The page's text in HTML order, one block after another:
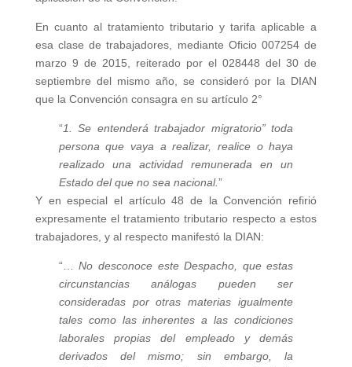
En cuanto al tratamiento tributario y tarifa aplicable a
esa clase de trabajadores, mediante Oficio 007254 de
marzo 9 de 2015, reiterado por el 028448 del 30 de
septiembre del mismo año, se consideró por la DIAN
que la Convención consagra en su artículo 2°
“1. Se entenderá trabajador migratorio” toda
persona que vaya a realizar, realice o haya
realizado una actividad remunerada en un
Estado del que no sea nacional.”
Y en especial el artículo 48 de la Convención refirió
expresamente el tratamiento tributario respecto a estos
trabajadores, y al respecto manifestó la DIAN:
“…No desconoce este Despacho, que estas
circunstancias análogas pueden ser
consideradas por otras materias igualmente
tales como las inherentes a las condiciones
laborales propias del empleado y demás
derivados del mismo; sin embargo, la